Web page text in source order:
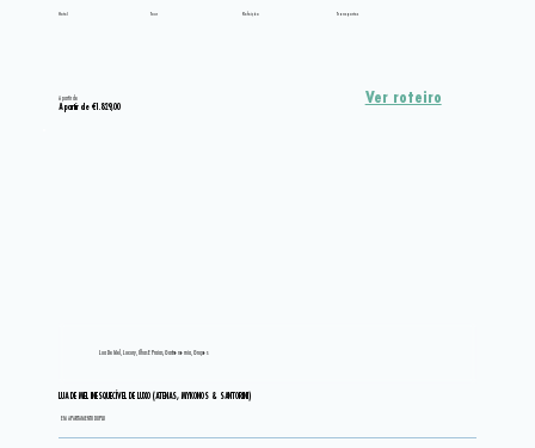
Ver roteiro
A partir de €1.829,00
A partir de
Hotel Tour Refeição Transportes
Lua De Mel, Luxury, Ilhas E Praias, Gastronomia, Grupos
LUA DE MEL INESQUECÍVEL DE LUXO (ATENAS, MYKONOS & SANTORINI)
EM APARTAMENTO DUPLO